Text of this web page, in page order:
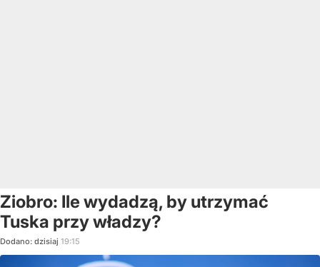
Ziobro: Ile wydadzą, by utrzymać
Tuska przy władzy?
Dodano: dzisiaj 19:15